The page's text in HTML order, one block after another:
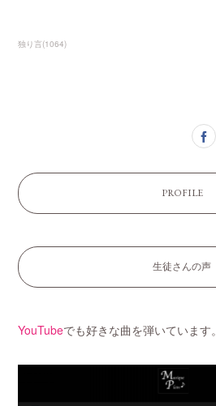
独り言(1064)
PROFILE
生徒さんの声
YouTubeでも好きな曲を弾いています。